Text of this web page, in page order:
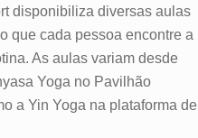
disponibiliza diversas aulas
que cada pessoa encontre a
As aulas variam desde
Yoga no Pavilhão
a Yin Yoga na plataforma de